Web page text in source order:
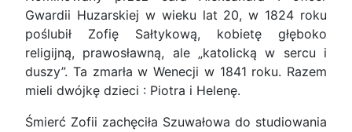
Gwardii Huzarskiej w wieku lat 20, w 1824 roku
poślubił Zofię Sałtykową, kobietę głęboko
religijną, prawosławną, ale „katolicką w sercu i
duszy”. Ta zmarła w Wenecji w 1841 roku. Razem
mieli dwójkę dzieci : Piotra i Helenę.
Śmierć Zofii zachęciła Szuwałowa do studiowania